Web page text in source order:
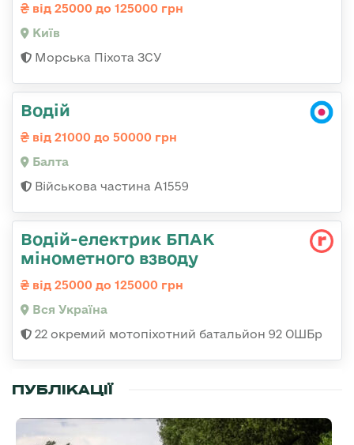
від 25000 до 125000 грн
Київ
Морська Піхота ЗСУ
Водій
від 21000 до 50000 грн
Балта
Військова частина А1559
Водій-електрик БПАК
мінометного взводу
від 25000 до 125000 грн
Вся Україна
22 окремий мотопіхотний батальйон 92 ОШБр
ПУБЛІКАЦІЇ